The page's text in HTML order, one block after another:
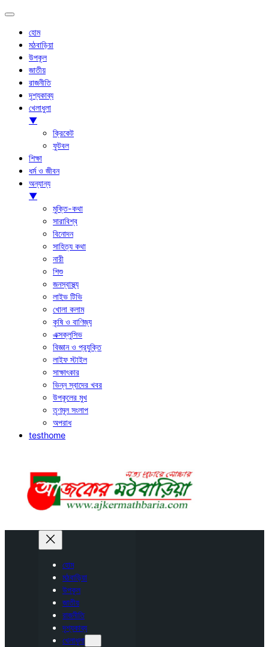
হোম
মঠবাড়িয়া
উপকূল
জাতীয়
রাজনীতি
দৃশ্যকাব্য
খেলাধুলা
▼
ক্রিকেট
ফুটবল
শিক্ষা
ধর্ম ও জীবন
অন্যান্য
▼
মুক্তি-কথা
সারাবিশ্ব
বিনোদন
সাহিত্য কথা
নারী
শিশু
জনস্বাস্থ্য
লাইভ টিভি
খোলা কলাম
কৃষি ও বাণিজ্য
এক্সক্লুসিভ
বিজ্ঞান ও প্রযুক্তি
লাইফ স্টাইল
সাক্ষাৎকার
ভিন্ন স্বাদের খবর
উপকূলের মুখ
তৃণমূল সংলাপ
অপরাধ
testhome
হোম
মঠবাড়িয়া
উপকূল
জাতীয়
রাজনীতি
দৃশ্যকাব্য
খেলাধুলা